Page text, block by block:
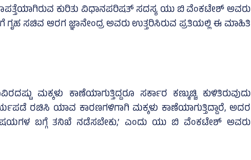
ಕುರಿತು ವಿಧಾನಪರಿಷತ್‌ ಸದಸ್ಯ ಯು ಬಿ ವೆಂಕಟೇಶ್‌ ಅವರು
ಗೃಹ ಸಚಿವ ಆರಗ ಜ್ಞಾನೇಂದ್ರ ಅವರು ಉತ್ತರಿಸಿರುವ ಪ್ರತಿಯಲ್ಲಿ ಈ ಮಾಹಿತಿ
ಮಕ್ಕಳು ಕಾಣೆಯಾಗುತ್ತಿದ್ದರೂ ಸರ್ಕಾರ ಕಣ್ಮುಚ್ಚಿ ಕುಳಿತಿರುವುದು
ರಚಿಸಿ ಯಾವ ಕಾರಣಗಳಿಗಾಗಿ ಮಕ್ಕಳು ಕಾಣೆಯಾಗುತ್ತಿದ್ದಾರೆ, ಅದರ
ಬಗ್ಗೆ ತನಿಖೆ ನಡೆಸಬೇಕು,’ ಎಂದು ಯು ಬಿ ವೆಂಕಟೇಶ್‌ ಅವರು